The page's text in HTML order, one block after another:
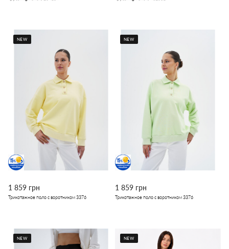
NEW
1 859 грн
Трикотажное поло с воротником 3376
NEW
1 859 грн
Трикотажное поло с воротником 3376
NEW NEW